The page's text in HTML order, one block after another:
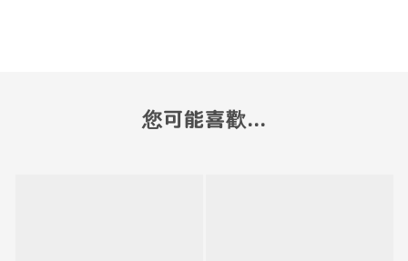
您可能喜歡...